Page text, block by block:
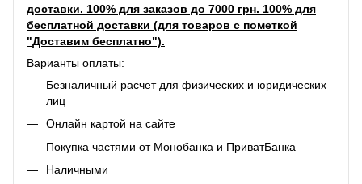
доставки. 100% для заказов до 7000 грн. 100% для
бесплатной доставки (для товаров с пометкой
"Доставим бесплатно").
Варианты оплаты:
Безналичный расчет для физических и юридических
лиц
Онлайн картой на сайте
Покупка частями от Монобанка и ПриватБанка
Наличными